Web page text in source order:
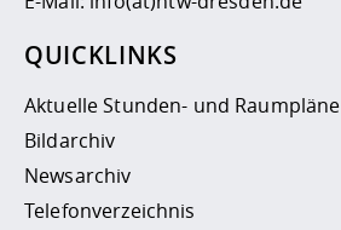
QUICKLINKS
Aktuelle Stunden- und Raumpläne
Bildarchiv
Newsarchiv
Telefonverzeichnis